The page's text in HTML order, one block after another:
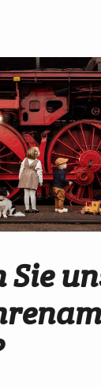
Sie